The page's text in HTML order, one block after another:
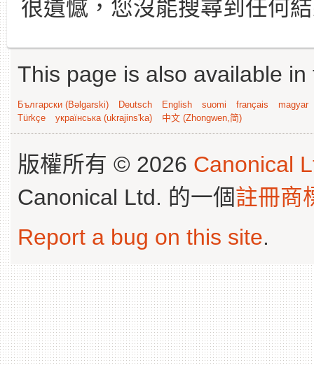
很遺憾，您沒能搜尋到任何
This page is also available
Български (Bəlgarski) Deutsch English suomi français
magyar
Türkçe
українська (ukrajins'ka) 中文 (Zhongwen,简)
版權所有 © 2026 Canonical
Canonical Ltd. 的一個註冊商
Report a bug on this site.